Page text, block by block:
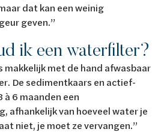
dat kan een weinig
geven.”
ik een waterfilter?
makkelijk met de hand afwasbaar
De sedimentkaars en actief-
6 maanden een
afhankelijk van hoeveel water je
niet, je moet ze vervangen.”